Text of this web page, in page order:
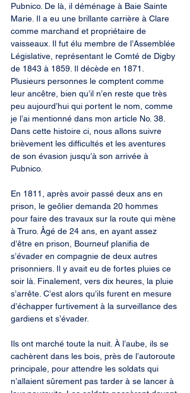
Pubnico. De là, il déménage à Baie Sainte
Marie. Il a eu une brillante carrière à Clare
comme marchand et propriétaire de
vaisseaux. Il fut élu membre de l’Assemblée
Législative, représentant le Comté de Digby
de 1843 à 1859. Il décède en 1871.
Plusieurs personnes le comptent comme
leur ancêtre, bien qu’il n’en reste que très
peu aujourd’hui qui portent le nom, comme
je l’ai mentionné dans mon article No. 38.
Dans cette histoire ci, nous allons suivre
brièvement les difficultés et les aventures
de son évasion jusqu’à son arrivée à
Pubnico.
En 1811, après avoir passé deux ans en
prison, le geôlier demanda 20 hommes
pour faire des travaux sur la route qui mène
à Truro. Âgé de 24 ans, en ayant assez
d’être en prison, Bourneuf planifia de
s’évader en compagnie de deux autres
prisonniers. Il y avait eu de fortes pluies ce
soir là. Finalement, vers dix heures, la pluie
s’arrête. C’est alors qu’ils furent en mesure
d’échapper furtivement à la surveillance des
gardiens et s’évader.
Ils ont marché toute la nuit. À l’aube, ils se
cachèrent dans les bois, près de l’autoroute
principale, pour attendre les soldats qui
n’allaient sûrement pas tarder à se lancer à